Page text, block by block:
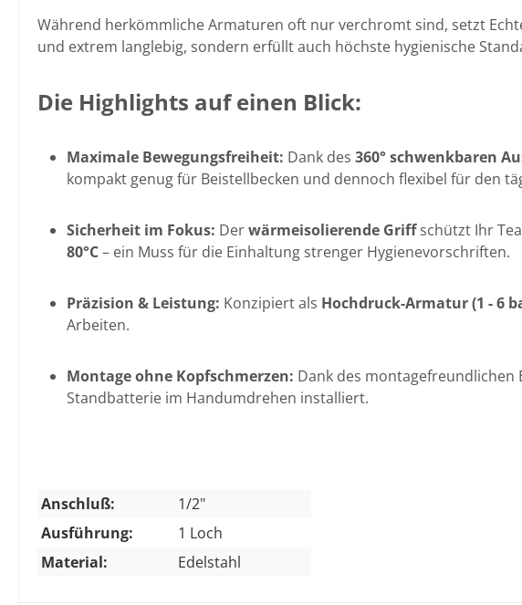
Während herkömmliche Armaturen oft nur verchromt sind, setzt
und extrem langlebig, sondern erfüllt auch höchste hygienische
Die Highlights auf einen Blick:
Maximale Bewegungsfreiheit: Dank des 360° schwenkbaren
kompakt genug für Beistellbecken und dennoch flexibel für den
Sicherheit im Fokus: Derwärmeisolierende Griffschützt Ihr
80°C– ein Muss für die Einhaltung strenger Hygienevorschriften.
Präzision & Leistung: Konzipiert als Hochdruck-Armatur (1 - 6
Arbeiten.
Montage ohne Kopfschmerzen: Dank des montagefreundlichen
Standbatterie im Handumdrehen installiert.
Anschluß:
1/2"
Ausführung:
1 Loch
Material:
Edelstahl